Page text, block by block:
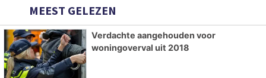
MEEST GELEZEN
Verdachte aangehouden voor
woningoverval uit 2018